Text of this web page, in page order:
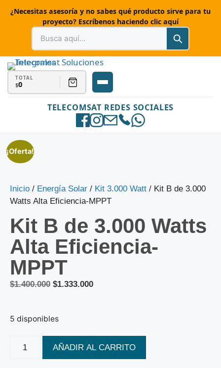
¿Necesitas asesoría y no sabes qué producto sirve para tu
proyecto? Escríbenos haciendo clic aquí
TELECOMSAT REDES SOCIALES
TOTAL
$0
¡Oferta!
Inicio / Energía Solar / Kit 3.000 Watt / Kit B de 3.000
Watts Alta Eficiencia-MPPT
Kit B de 3.000 Watts
Alta Eficiencia-
MPPT
$1.400.000 $1.333.000
5 disponibles
AÑADIR AL CARRITO